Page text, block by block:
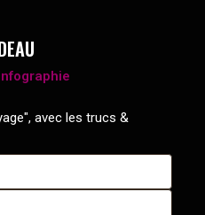
avec les trucs &